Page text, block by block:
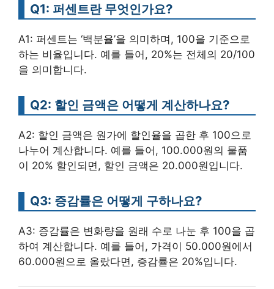
Q1: 퍼센트란 무엇인가요?
A1: 퍼센트는 ‘백분율’을 의미하며, 100을 기준으로
하는 비율입니다. 예를 들어, 20%는 전체의 20/100
을 의미합니다.
Q2: 할인 금액은 어떻게 계산하나요?
A2: 할인 금액은 원가에 할인율을 곱한 후 100으로
나누어 계산합니다. 예를 들어, 100.000원의 물품
이 20% 할인되면, 할인 금액은 20.000원입니다.
Q3: 증감률은 어떻게 구하나요?
A3: 증감률은 변화량을 원래 수로 나눈 후 100을 곱
하여 계산합니다. 예를 들어, 가격이 50.000원에서
60.000원으로 올랐다면, 증감률은 20%입니다.